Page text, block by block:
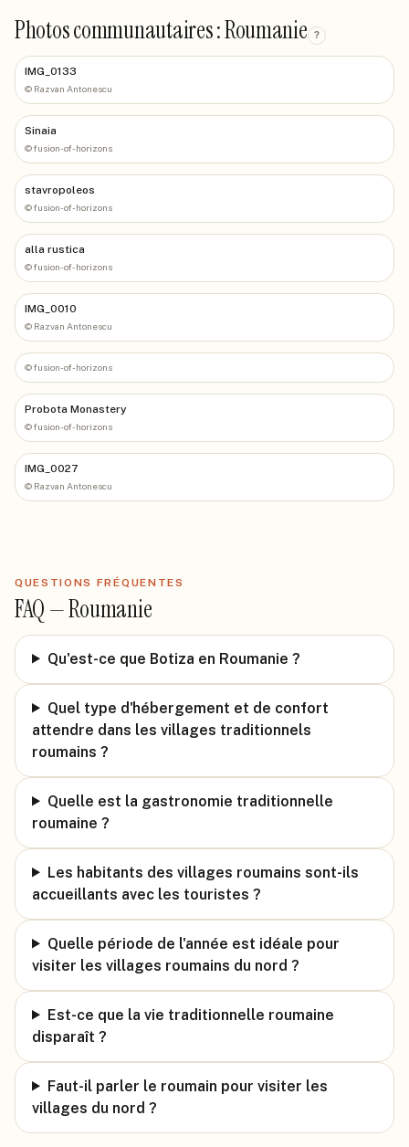
Photos communautaires : Roumanie ?
IMG_0133
© Razvan Antonescu
Sinaia
©fusion-of-horizons
stavropoleos
©fusion-of-horizons
alla rustica
©fusion-of-horizons
IMG_0010
© Razvan Antonescu
©fusion-of-horizons
Probota Monastery
©fusion-of-horizons
IMG_0027
© Razvan Antonescu
QUESTIONS FRÉQUENTES
FAQ —Roumanie
Qu'est-ce que Botiza en Roumanie ?
Quel type d'hébergement et de confort
attendre dans les villages traditionnels
roumains ?
Quelle est la gastronomie traditionnelle
roumaine ?
Les habitants des villages roumains sont-ils
accueillants avec les touristes ?
Quelle période de l'année est idéale pour
visiter les villages roumains du nord ?
Est-ce que la vie traditionnelle roumaine
disparaît ?
Faut-il parler le roumain pour visiter les
villages du nord ?